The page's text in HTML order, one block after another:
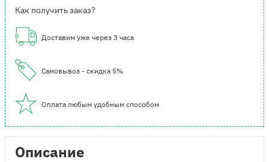
Как получить заказ?
Доставим уже через 3 часа
Самовывоз - скидка 5%
Оплата любым удобным способом
Описание